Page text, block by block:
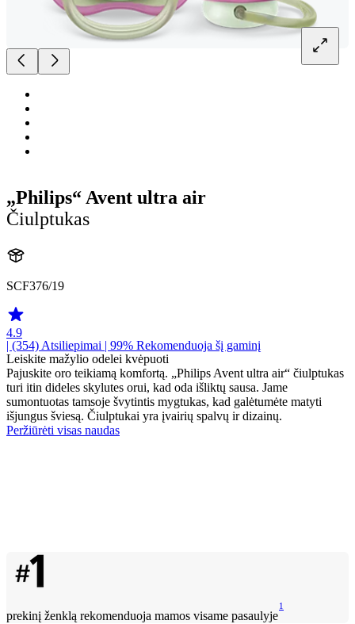
„Philips“ Avent ultra air
Čiulptukas
SCF376/19
4.9
| (354) Atsiliepimai | 99% Rekomenduoja šį gaminį
Leiskite mažylio odelei kvėpuoti
Pajuskite oro teikiamą komfortą. „Philips Avent ultra air“ čiulptukas
turi itin dideles skylutes orui, kad oda išliktų sausa. Jame
sumontuotas tamsoje švytintis mygtukas, kad galėtumėte matyti
išjungus šviesą. Čiulptukai yra įvairių spalvų ir dizainų.
Peržiūrėti visas naudas
prekinį ženklą rekomenduoja mamos visame pasaulyje
1